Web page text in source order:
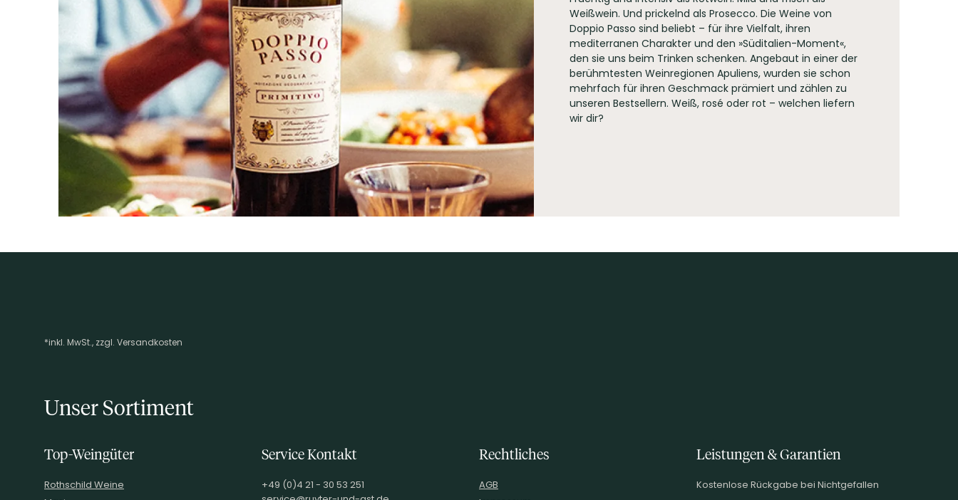
INHALTSSTOFFE
Sulfite
PRODUKTTYP
Rotwein, Vorratspaket
INHALT (LITER)
PRODUZENT / ABFÜLLER /
HERSTELLER
BOTTER CASA VINICOLA S.P.A., Via Cadorna, 17 I-30020 Fossalta di Piave (VE) Italy
WEINTYPGESCHMACK
Trocken
ARTIKELNUMMER
991818
Weißwein. Und prickelnd als Prosecco. Die Weine von
Doppio Passo sind beliebt – für ihre Vielfalt, ihren
mediterranen Charakter und den »Süditalien-Moment«,
den sie uns beim Trinken schenken. Angebaut in einer der
berühmtesten Weinregionen Apuliens, wurden sie schon
mehrfach für ihren Geschmack prämiert und zählen zu
unseren Bestsellern. Weiß, rosé oder rot – welchen liefern
wir dir?
Footer-Menü
*inkl. MwSt., zzgl. Versandkosten
Unser Sortiment
Top-Weingüter
Rothschild Weine
Service Kontakt
+49 (0)4 21 - 30 53 251
Rechtliches
AGB
Leistungen & Garantien
Kostenlose Rückgabe bei Nichtgefallen